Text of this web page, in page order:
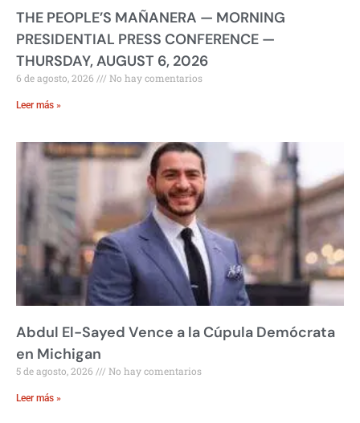
THE PEOPLE’S MAÑANERA — MORNING
PRESIDENTIAL PRESS CONFERENCE —
THURSDAY, AUGUST 6, 2026
6 de agosto, 2026 No hay comentarios
Leer más »
Abdul El-Sayed Vence a la Cúpula Demócrata
en Michigan
5 de agosto, 2026 No hay comentarios
Leer más »